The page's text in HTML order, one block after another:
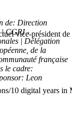
vice-président
10 digital years in
de: Direction
| CGRI -
| Délégation
de la
française
le cadre:
Leon